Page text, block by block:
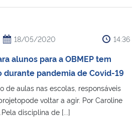
18/05/2020 14:36
alunos para a OBMEP tem
pandemia de Covid-19
de aulas nas escolas, responsáveis
voltar a agir. Por Caroline
disciplina de [...]